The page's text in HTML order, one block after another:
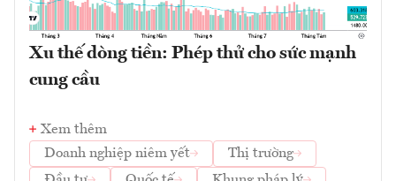
Xu thế dòng tiền: Phép thử cho sức mạnh
cung cầu
Xem thêm
Doanh nghiệp niêm yết
Thị trường